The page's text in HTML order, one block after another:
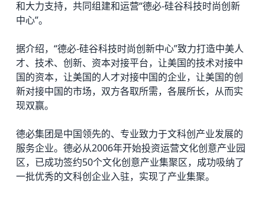
和大力支持，共同组建和运营“德必-硅谷科技时尚创新
中心”。
据介绍，“德必-硅谷科技时尚创新中心”致力打造中美人
才、技术、创新、资本对接平台，让美国的技术对接中
国的资本，让美国的人才对接中国的企业，让美国的创
新对接中国的市场，双方各取所需，各展所长，从而实
现双赢。
德必集团是中国领先的、专业致力于文科创产业发展的
服务企业。德必从2006年开始投资运营文化创意产业园
区，已成功签约50个文化创意产业集聚区，成功吸纳了
一批优秀的文科创企业入驻，实现了产业集聚。